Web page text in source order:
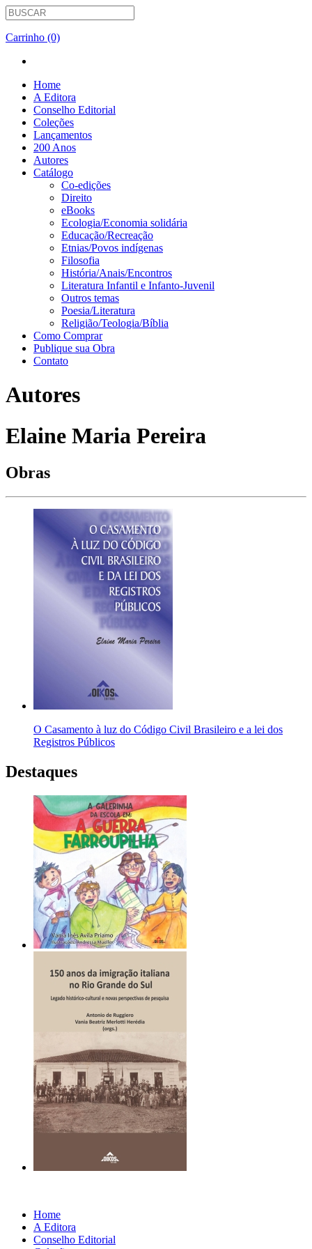
Carrinho (0)
Home
A Editora
Conselho Editorial
Coleções
Lançamentos
200 Anos
Autores
Catálogo
Co-edições
Direito
eBooks
Ecologia/Economia solidária
Educação/Recreação
Etnias/Povos indígenas
Filosofia
História/Anais/Encontros
Literatura Infantil e Infanto-Juvenil
Outros temas
Poesia/Literatura
Religião/Teologia/Bíblia
Como Comprar
Publique sua Obra
Contato
Autores
Elaine Maria Pereira
Obras
O Casamento à luz do Código Civil Brasileiro e a lei dos
Registros Públicos
Destaques
Home
A Editora
Conselho Editorial